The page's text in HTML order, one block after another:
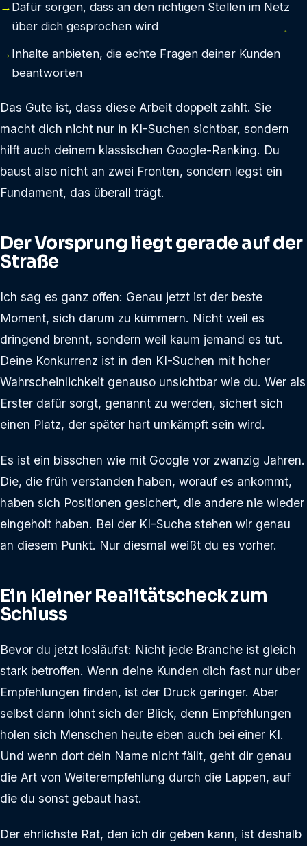
Dafür sorgen, dass an den richtigen Stellen im Netz
über dich gesprochen wird
Inhalte anbieten, die echte Fragen deiner Kunden
beantworten
Das Gute ist, dass diese Arbeit doppelt zahlt. Sie
macht dich nicht nur in KI-Suchen sichtbar, sondern
hilft auch deinem klassischen Google-Ranking. Du
baust also nicht an zwei Fronten, sondern legst ein
Fundament, das überall trägt.
Der Vorsprung liegt gerade auf der
Straße
Ich sag es ganz offen: Genau jetzt ist der beste
Moment, sich darum zu kümmern. Nicht weil es
dringend brennt, sondern weil kaum jemand es tut.
Deine Konkurrenz ist in den KI-Suchen mit hoher
Wahrscheinlichkeit genauso unsichtbar wie du. Wer als
Erster dafür sorgt, genannt zu werden, sichert sich
einen Platz, der später hart umkämpft sein wird.
Es ist ein bisschen wie mit Google vor zwanzig Jahren.
Die, die früh verstanden haben, worauf es ankommt,
haben sich Positionen gesichert, die andere nie wieder
eingeholt haben. Bei der KI-Suche stehen wir genau
an diesem Punkt. Nur diesmal weißt du es vorher.
Ein kleiner Realitätscheck zum
Schluss
Bevor du jetzt losläufst: Nicht jede Branche ist gleich
stark betroffen. Wenn deine Kunden dich fast nur über
Empfehlungen finden, ist der Druck geringer. Aber
selbst dann lohnt sich der Blick, denn Empfehlungen
holen sich Menschen heute eben auch bei einer KI.
Und wenn dort dein Name nicht fällt, geht dir genau
die Art von Weiterempfehlung durch die Lappen, auf
die du sonst gebaut hast.
Der ehrlichste Rat, den ich dir geben kann, ist deshalb